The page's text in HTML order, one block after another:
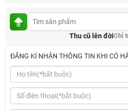
Thu cũ lên đờiChỉ
ĐĂNG KÍ NHẬN THÔNG TIN KHI CÓ